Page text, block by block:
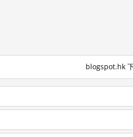
blogspot.hk